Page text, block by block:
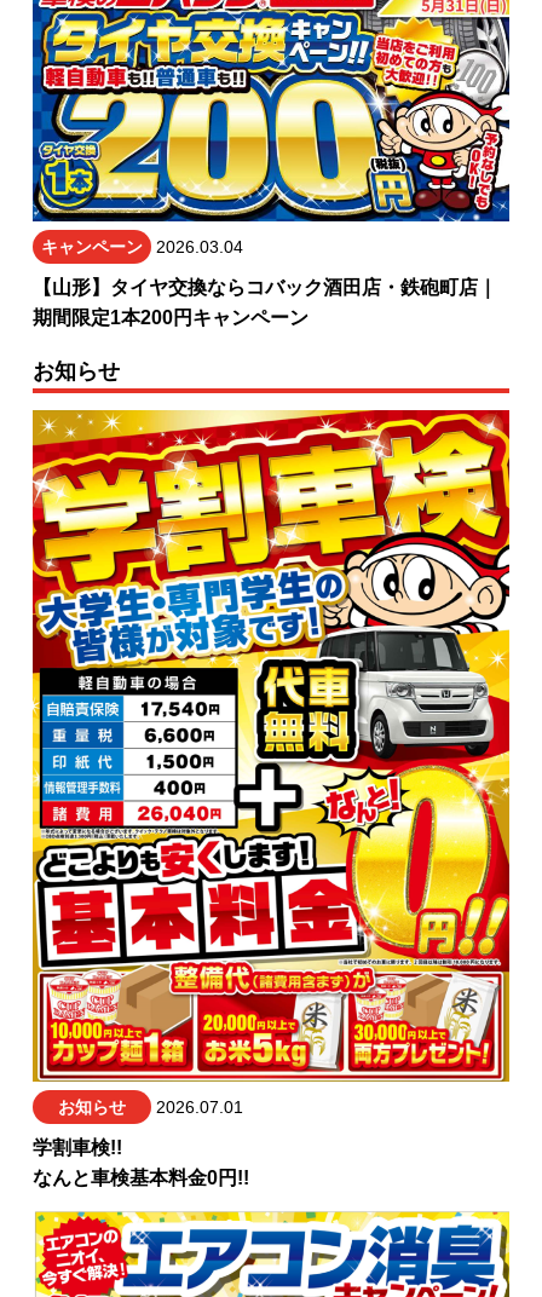
キャンペーン 2026.03.04
【山形】タイヤ交換ならコバック酒田店・鉄砲町店｜
期間限定1本200円キャンペーン
お知らせ
お知らせ 2026.07.01
学割車検!!
なんと車検基本料金0円!!